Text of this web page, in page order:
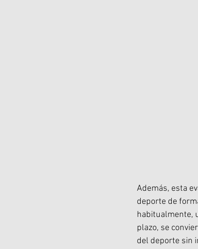
Además, esta
deporte de
habitualmente,
plazo, se
del deporte sin